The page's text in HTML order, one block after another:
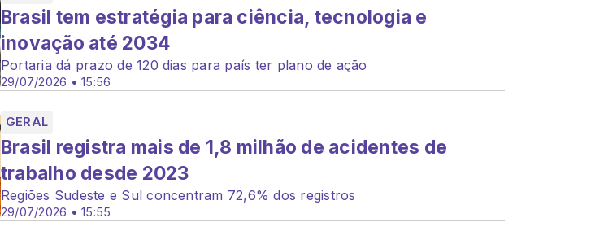
29/07/2026 • 15:56
Brasil tem estratégia para ciência, tecnologia e
inovação até 2034
Portaria dá prazo de 120 dias para país ter plano de ação
GERAL
29/07/2026 • 15:55
Brasil registra mais de 1,8 milhão de acidentes de
trabalho desde 2023
Regiões Sudeste e Sul concentram 72,6% dos registros